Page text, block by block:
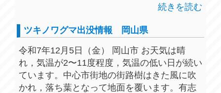
続きを読む
ツキノワグマ出没情報 岡山県
令和7年12月5日（金） 岡山市 お天気は晴
れ，気温が2〜11度程度，気温の低い日が続い
ています。中心市街地の街路樹はきた風に吹
かれ，落ち葉となって地面を覆います。有志